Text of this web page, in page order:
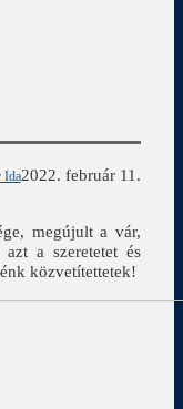
Ida2022. február 11.
megújult a vár,
a szeretetet és
közvetítettetek!